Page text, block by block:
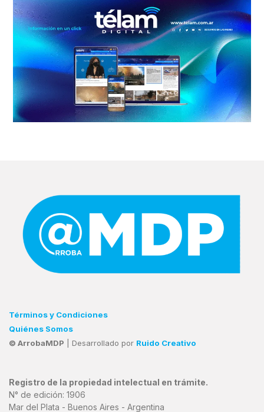
Términos y Condiciones
Quiénes Somos
© ArrobaMDP | Desarrollado por Ruido Creativo
Registro de la propiedad intelectual en trámite.
N° de edición: 1906
Mar del Plata - Buenos Aires - Argentina